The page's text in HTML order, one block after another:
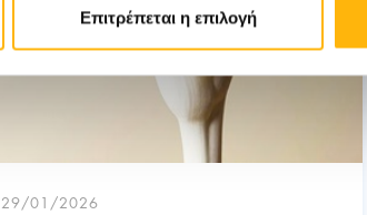
Επιτρέπεται η επιλογή
29/01/2026